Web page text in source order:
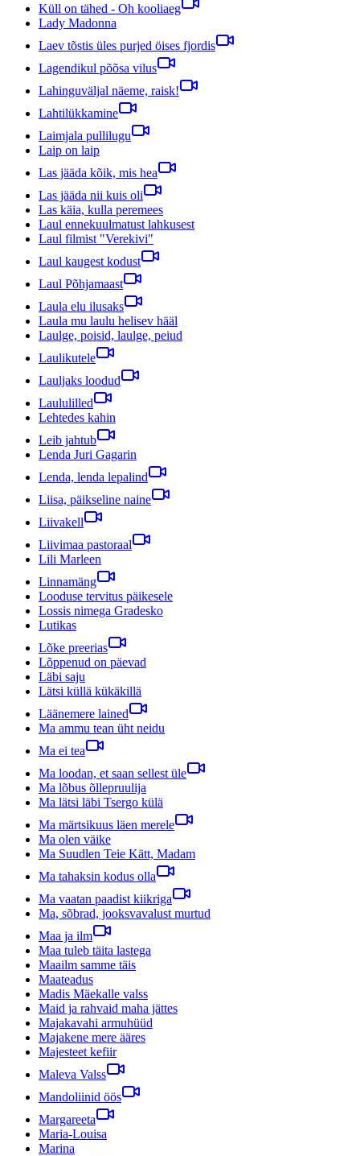
Küll on tähed - Oh kooliaeg
Lady Madonna
Laev tõstis üles purjed öises fjordis
Lagendikul põõsa vilus
Lahinguväljal näeme, raisk!
Lahtilükkamine
Laimjala pullilugu
Laip on laip
Las jääda kõik, mis hea
Las jääda nii kuis oli
Las käia, kulla peremees
Laul ennekuulmatust lahkusest
Laul filmist "Verekivi"
Laul kaugest kodust
Laul Põhjamaast
Laula elu ilusaks
Laula mu laulu helisev hääl
Laulge, poisid, laulge, peiud
Laulikutele
Lauljaks loodud
Laululilled
Lehtedes kahin
Leib jahtub
Lenda Juri Gagarin
Lenda, lenda lepalind
Liisa, päikseline naine
Liivakell
Liivimaa pastoraal
Lili Marleen
Linnamäng
Looduse tervitus päikesele
Lossis nimega Gradesko
Lutikas
Lõke preerias
Lõppenud on päevad
Läbi saju
Lätsi küllä kükäkillä
Läänemere lained
Ma ammu tean üht neidu
Ma ei tea
Ma loodan, et saan sellest üle
Ma lõbus õllepruulija
Ma lätsi läbi Tsergo külä
Ma märtsikuus läen merele
Ma olen väike
Ma Suudlen Teie Kätt, Madam
Ma tahaksin kodus olla
Ma vaatan paadist kiikriga
Ma, sõbrad, jooksvavalust murtud
Maa ja ilm
Maa tuleb täita lastega
Maailm samme täis
Maateadus
Madis Mäekalle valss
Maid ja rahvaid maha jättes
Majakavahi armuhüüd
Majakene mere ääres
Majesteet kefiir
Maleva Valss
Mandoliinid öös
Margareeta
Maria-Louisa
Marina